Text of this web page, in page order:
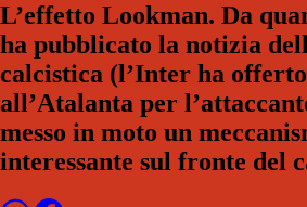
L’effetto Lookman. Da
ha pubblicato la notizia
calcistica (l’Inter ha
all’Atalanta per
messo in moto un
interessante sul fronte del